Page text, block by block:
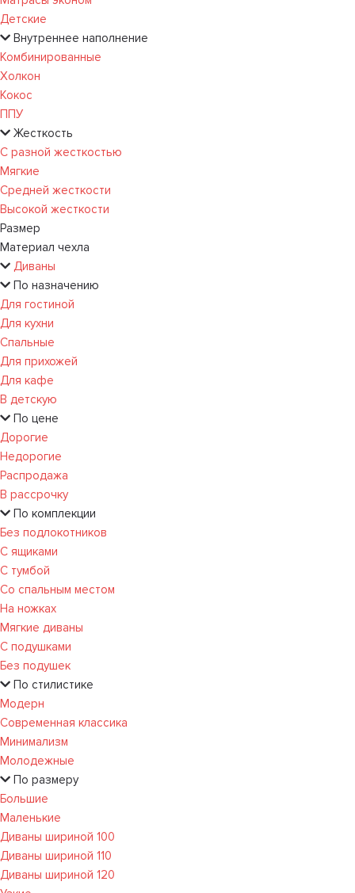
Детские
Внутреннее наполнение
Комбинированные
Холкон
Кокос
ППУ
Жесткость
С разной жесткостью
Мягкие
Средней жесткости
Высокой жесткости
Размер
Материал чехла
Диваны
По назначению
Для гостиной
Для кухни
Спальные
Для прихожей
Для кафе
В детскую
По цене
Дорогие
Недорогие
Распродажа
В рассрочку
По комплекции
Без подлокотников
С ящиками
С тумбой
Со спальным местом
На ножках
Мягкие диваны
С подушками
Без подушек
По стилистике
Модерн
Современная классика
Минимализм
Молодежные
По размеру
Большие
Маленькие
Диваны шириной 100
Диваны шириной 110
Диваны шириной 120